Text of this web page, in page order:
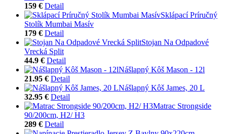
159 € Detail
Sklápací Príručný
Stolík Mumbai Masív
179 € Detail
Stojan Na Odpadové
Vrecká Split
44.9 € Detail
Nášlapný Kôš Mason - 12l
21.95 € Detail
Nášlapný Kôš James, 20 L
32.95 € Detail
Matrac Strongside
90/200cm, H2/ H3
289 € Detail